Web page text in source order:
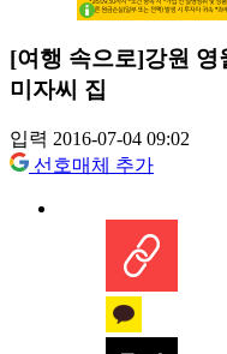
[여행 속으로]강원 영
미자씨 집
입력 2016-07-04 09:02
선호매체 추가